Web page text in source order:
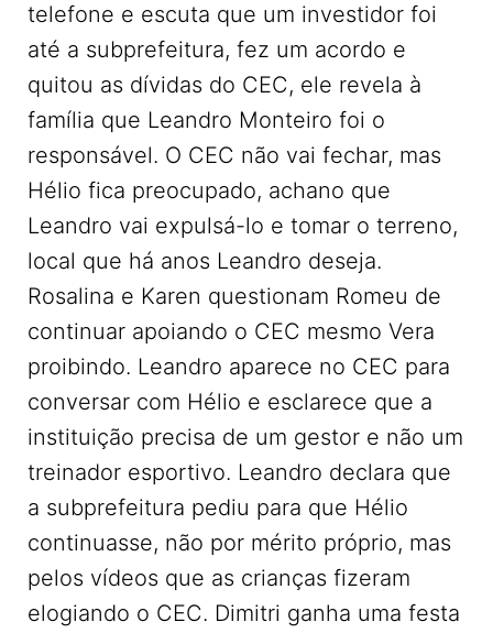
telefone e escuta que um investidor foi
até a subprefeitura, fez um acordo e
quitou as dívidas do CEC, ele revela à
família que Leandro Monteiro foi o
responsável. O CEC não vai fechar, mas
Hélio fica preocupado, achano que
Leandro vai expulsá-lo e tomar o terreno,
local que há anos Leandro deseja.
Rosalina e Karen questionam Romeu de
continuar apoiando o CEC mesmo Vera
proibindo. Leandro aparece no CEC para
conversar com Hélio e esclarece que a
instituição precisa de um gestor e não um
treinador esportivo. Leandro declara que
a subprefeitura pediu para que Hélio
continuasse, não por mérito próprio, mas
pelos vídeos que as crianças fizeram
elogiando o CEC. Dimitri ganha uma festa